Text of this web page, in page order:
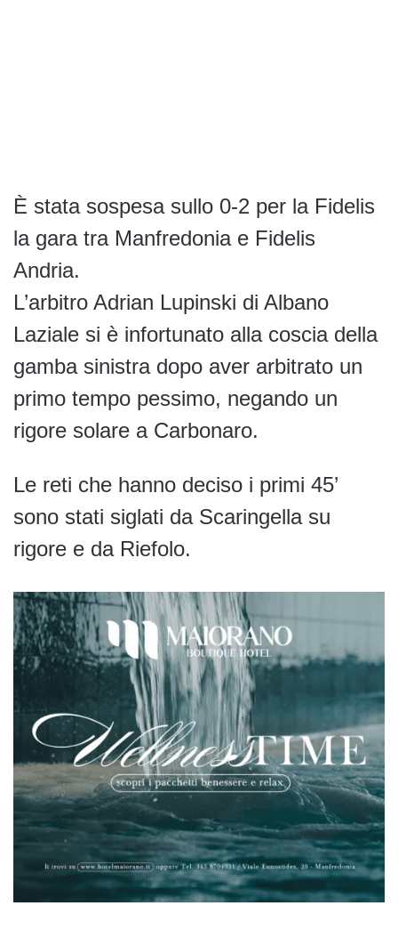
È stata sospesa sullo 0-2 per la Fidelis
la gara tra Manfredonia e Fidelis
Andria.
L’arbitro Adrian Lupinski di Albano
Laziale si è infortunato alla coscia della
gamba sinistra dopo aver arbitrato un
primo tempo pessimo, negando un
rigore solare a Carbonaro.
Le reti che hanno deciso i primi 45’
sono stati siglati da Scaringella su
rigore e da Riefolo.